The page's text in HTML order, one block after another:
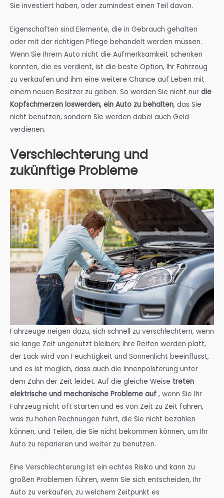
Sie investiert haben, oder zumindest einen Teil davon.
Eigenschaften sind Elemente, die in Gebrauch gehalten
oder mit der richtigen Pflege behandelt werden müssen.
Wenn Sie Ihrem Auto nicht die Aufmerksamkeit schenken
konnten, die es verdient, ist die beste Option, Ihr Fahrzeug
zu verkaufen und ihm eine weitere Chance auf Leben mit
einem neuen Besitzer zu geben. So werden Sie nicht nur die
Kopfschmerzen loswerden, ein Auto zu behalten, das Sie
nicht benutzen, sondern Sie werden dabei auch Geld
verdienen.
Verschlechterung und
zukünftige Probleme
Fahrzeuge neigen dazu, sich schnell zu verschlechtern, wenn
sie lange Zeit ungenutzt bleiben; Ihre Reifen werden platt,
der Lack wird von Feuchtigkeit und Sonnenlicht beeinflusst,
und es ist möglich, dass auch die Innenpolsterung unter
dem Zahn der Zeit leidet. Auf die gleiche Weise treten
elektrische und mechanische Probleme auf , wenn Sie Ihr
Fahrzeug nicht oft starten und es von Zeit zu Zeit fahren,
was zu hohen Rechnungen führt, die Sie nicht bezahlen
können, und Teilen, die Sie nicht bekommen können, um Ihr
Auto zu reparieren und weiter zu benutzen.
Eine Verschlechterung ist ein echtes Risiko und kann zu
großen Problemen führen, wenn Sie sich entscheiden, Ihr
Auto zu verkaufen, zu welchem Zeitpunkt es